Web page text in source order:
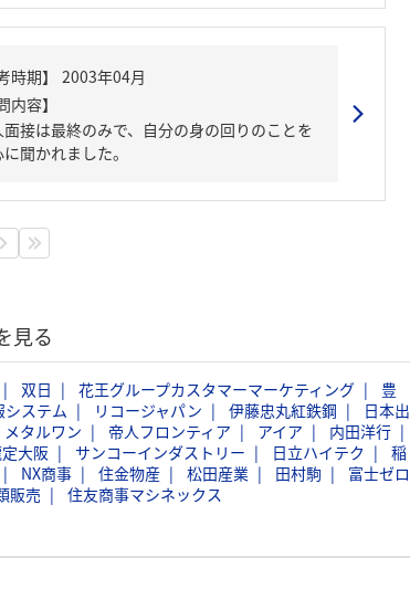
内容】
面接は最終のみで、自分の身の回りのことを
聞かれました。
見る
双日 花王グループカスタマーマーケティング
豊
システム リコージャパン 伊藤忠丸紅鉄鋼
日本出
メタルワン 帝人フロンティア アイア
内田洋行
大阪 サンコーインダストリー 日立ハイテク
稲
NX商事 住金物産 松田産業 田村駒
富士ゼロ
販売 住友商事マシネックス